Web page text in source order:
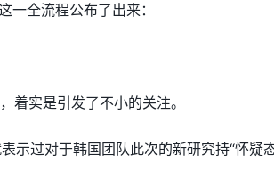
一全流程公布了出来：
着实是引发了不小的关注。
过对于韩国团队此次的新研究持“怀疑态